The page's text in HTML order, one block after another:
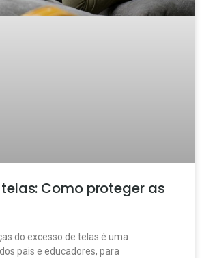
telas: Como proteger as
do excesso de telas é uma
pais e educadores, para